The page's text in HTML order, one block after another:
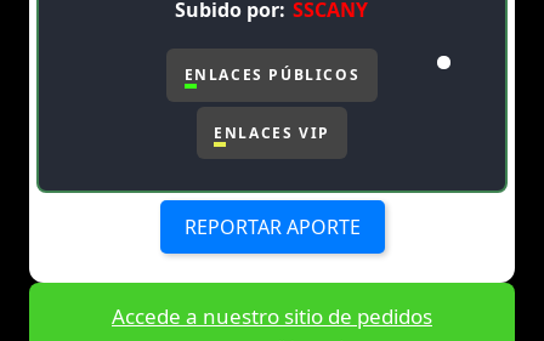
Subido por: SSCANY
ENLACES PÚBLICOS
ENLACES VIP
REPORTAR APORTE
Accede a nuestro sitio de pedidos